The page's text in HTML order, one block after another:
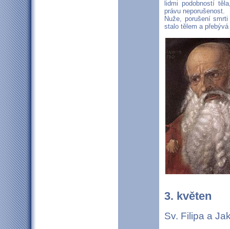
lidmi podobností
právu neporušenost.
Nuže, porušení
stalo tělem a
3. květen
Sv. Filipa a